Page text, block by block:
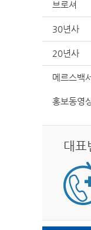
브로셔
30년사
20년사
메르스백서
홍보동영
대표